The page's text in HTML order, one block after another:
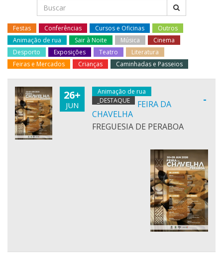
Festas Conferências Cursos e Oficinas
Outros
Animação de rua
Sair à Noite Música
Cinema
Desporto
Exposições Teatro
Literatura
Feiras e Mercados
Crianças Caminhadas e Passeios
-
26+
JUN
Animação de rua
_DESTAQUE
FEIRA DA
CHAVELHA
FREGUESIA DE PERABOA